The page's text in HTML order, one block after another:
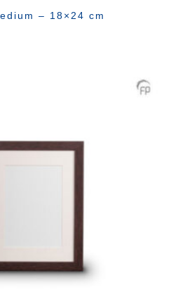
– 18×24 cm